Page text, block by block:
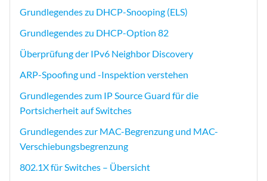
Grundlegendes zu DHCP-Snooping (ELS)
Grundlegendes zu DHCP-Option 82
Überprüfung der IPv6 Neighbor Discovery
ARP-Spoofing und -Inspektion verstehen
Grundlegendes zum IP Source Guard für die
Portsicherheit auf Switches
Grundlegendes zur MAC-Begrenzung und MAC-
Verschiebungsbegrenzung
802.1X für Switches – Übersicht